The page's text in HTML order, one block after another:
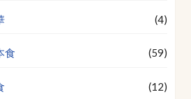
(4)
食 (59)
(12)